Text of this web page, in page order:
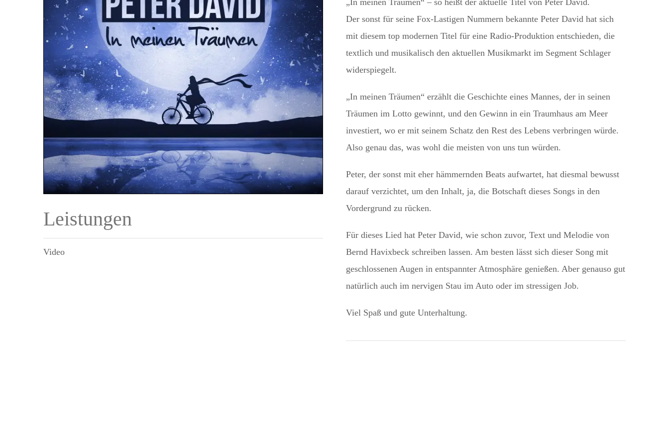
Leistungen
Video
„In meinen Träumen“ – so heißt der aktuelle Titel von Peter David.
Der sonst für seine Fox-Lastigen Nummern bekannte Peter David hat sich
mit diesem top modernen Titel für eine Radio-Produktion entschieden, die
textlich und musikalisch den aktuellen Musikmarkt im Segment Schlager
widerspiegelt.
„In meinen Träumen“ erzählt die Geschichte eines Mannes, der in seinen
Träumen im Lotto gewinnt, und den Gewinn in ein Traumhaus am Meer
investiert, wo er mit seinem Schatz den Rest des Lebens verbringen würde.
Also genau das, was wohl die meisten von uns tun würden.
Peter, der sonst mit eher hämmernden Beats aufwartet, hat diesmal bewusst
darauf verzichtet, um den Inhalt, ja, die Botschaft dieses Songs in den
Vordergrund zu rücken.
Für dieses Lied hat Peter David, wie schon zuvor, Text und Melodie von
Bernd Havixbeck schreiben lassen. Am besten lässt sich dieser Song mit
geschlossenen Augen in entspannter Atmosphäre genießen. Aber genauso gut
natürlich auch im nervigen Stau im Auto oder im stressigen Job.
Viel Spaß und gute Unterhaltung.